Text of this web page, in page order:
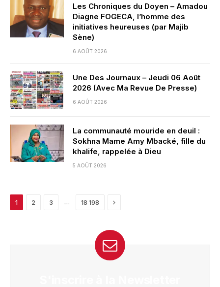
Les Chroniques du Doyen – Amadou
Diagne FOGECA, l’homme des
initiatives heureuses (par Majib
Sène)
6 AOÛT 2026
Une Des Journaux – Jeudi 06 Août
2026 (Avec Ma Revue De Presse)
6 AOÛT 2026
La communauté mouride en deuil :
Sokhna Mame Amy Mbacké, fille du
khalife, rappelée à Dieu
5 AOÛT 2026
1 2 3 … 18 198 Next